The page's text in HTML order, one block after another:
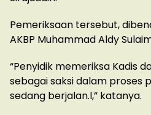
Pemeriksaan tersebut,
AKBP Muhammad Aldy
“Penyidik memeriksa Kadis
sebagai saksi dalam proses
sedang berjalan.l,” katanya.